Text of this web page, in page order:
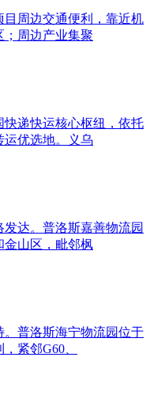
周边交通便利，靠近机
；周边产业集聚
递快运核心枢纽，依托
运优选地。义乌
达。普洛斯嘉善物流园
金山区，毗邻枫
普洛斯海宁物流园位于
紧邻G60、